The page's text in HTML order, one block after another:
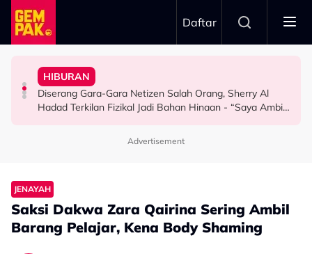
Skip to main content
Daftar
HIBURAN
Afiq Sky Hadiahkan Buah Tangan Buat Syafinaz
Selamat, Kenang Jasa Selamatkan Daripada
HIBURAN
Diserang Gara-Gara Netizen Salah Orang, Sherry Al
Hadad Terkilan Fizikal Jadi Bahan Hinaan - “Saya Ambil
HIBURAN
Imran Aqil Kongsi Detik Sukar Isteri Ketika Berpantang -
“Waktu Itu Aku Tiada, Pergi Nepal Naik Gunung 10
HIBURAN
Khairul Aming Raih Jualan Lebih RM2 Juta Dalam
Kurang Dua Minit
Advertisement
JENAYAH
Saksi Dakwa Zara Qairina Sering Ambil
Barang Pelajar, Kena Body Shaming